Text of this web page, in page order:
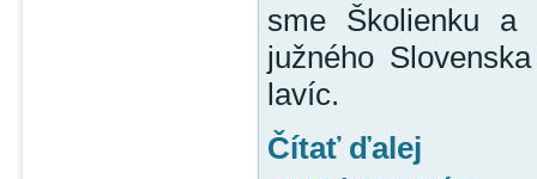
sme Školienku a
južného
lavíc.
Čítať ďalej